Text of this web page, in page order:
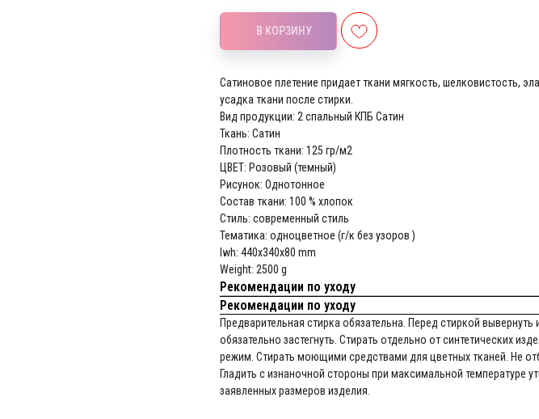
В КОРЗИНУ
Сатиновое плетение придает ткани мягкость, шелковистость,
усадка ткани после стирки.
Вид продукции: 2 спальный КПБ Сатин
Ткань: Сатин
Плотность ткани: 125 гр/м2
ЦВЕТ: Розовый (темный)
Рисунок: Однотонное
Состав ткани: 100 % хлопок
Стиль: современный стиль
Тематика: одноцветное (г/к без узоров )
lwh: 440x340x80 mm
Weight: 2500 g
Рекомендации по уходу
Рекомендации по уходу
Предварительная стирка обязательна. Перед стиркой
обязательно застегнуть. Стирать отдельно от синтетических
режим. Стирать моющими средствами для цветных тканей. Не
Гладить с изнаночной стороны при максимальной температуре
заявленных размеров изделия.